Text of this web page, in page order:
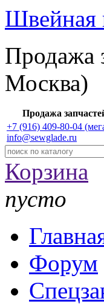
Швейная
Продажа
Москва)
Продажа
+7 (916) 409-80-04
info@sewglade.ru
Корзина
пусто
Форум